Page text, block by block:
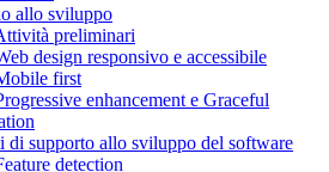
allo sviluppo
preliminari
design responsivo e accessibile
first
enhancement e Graceful
di supporto allo sviluppo del software
detection